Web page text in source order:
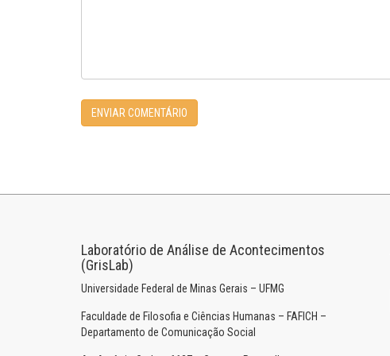
Laboratório de Análise de Acontecimentos
(GrisLab)
Universidade Federal de Minas Gerais – UFMG
Faculdade de Filosofia e Ciências Humanas – FAFICH –
Departamento de Comunicação Social